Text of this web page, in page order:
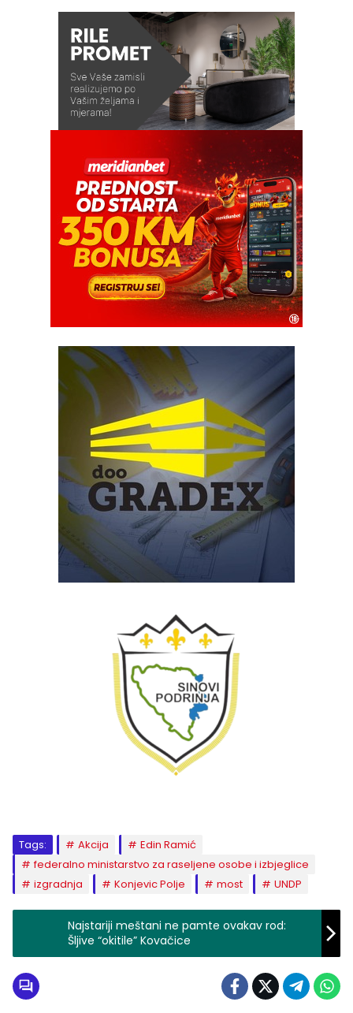
Tags: Akcija
Edin Ramić
federalno ministarstvo za raseljene osobe i izbjeglice
izgradnja
Konjevic Polje most UNDP
Najstariji meštani ne pamte ovakav rod:
Šljive “okitile” Kovačice